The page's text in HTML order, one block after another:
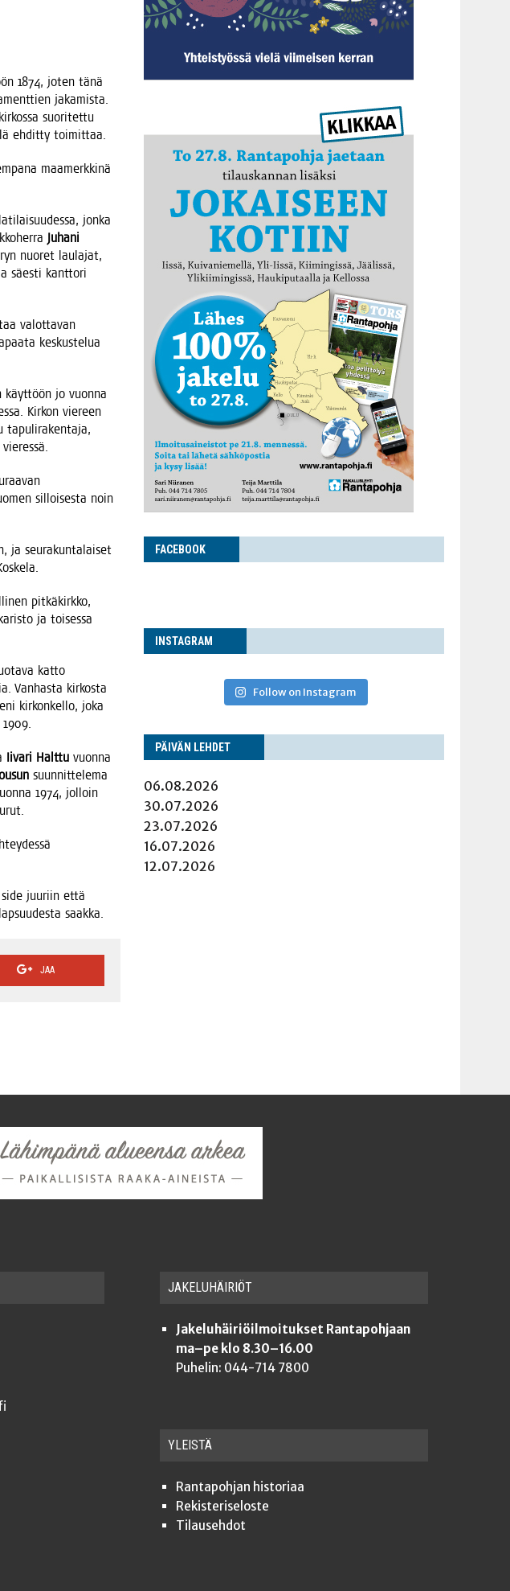
1874, joten tänä
jaka­mis­ta.
suo­ri­tet­tu
ehdit­ty toimittaa.
maa­merk­ki­nä
jon­ka
Juha­ni
nuo­ret lau­la­jat,
säes­ti kant­to­ri
valot­ta­van
kes­kus­te­lua
käyt­töön jo vuon­na
Kir­kon vie­reen
tapu­li­ra­ken­ta­ja,
sil­loi­ses­ta noin
ja seu­ra­kun­ta­lai­set
pit­kä­kirk­ko,
ja toi­ses­sa
kat­to
Van­has­ta kir­kos­ta
kir­kon­kel­lo, joka
Iiva­ri Halt­tu vuon­na
suun­nit­te­le­ma
1974, jol­loin
side juu­riin että
saakka.
JAA
FACE­BOOK
INS­TA­GRAM
Follow on Instagram
PÄI­VÄN LEHDET
06.08.2026
30.07.2026
23.07.2026
16.07.2026
12.07.2026
JAKE­LU­HÄI­RIÖT
Jakeluhäiriöilmoitukset Rantapohjaan
ma–pe klo 8.30–16.00
Puhelin: 044-714 7800
YLEISTÄ
Ran­ta­poh­jan historiaa
Rekis­te­ri­se­los­te
Tilauseh­dot